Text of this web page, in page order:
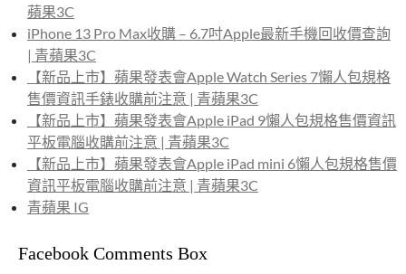
蘋果3C
iPhone 13 Pro Max收購 – 6.7吋Apple最新手機回收價查詢
| 青蘋果3C
【新品上市】蘋果發表會Apple Watch Series 7懶人包規格
售價資訊手錶收購前注意 | 青蘋果3C
【新品上市】蘋果發表會Apple iPad 9懶人包規格售價資訊
平板電腦收購前注意 | 青蘋果3C
【新品上市】蘋果發表會Apple iPad mini 6懶人包規格售價
資訊平板電腦收購前注意 | 青蘋果3C
青蘋果 IG
Facebook Comments Box